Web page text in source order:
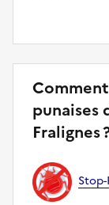
punaises
Fralignes